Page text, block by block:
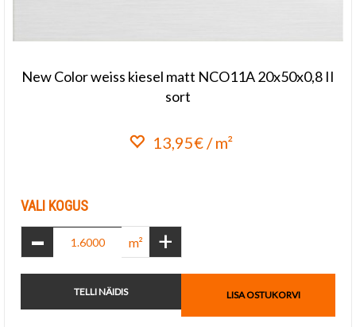
New Color weiss kiesel matt NCO11A 20x50x0,8 II
sort
13,95€ / m²
VALI KOGUS
- m² +
TELLI NÄIDIS LISA OSTUKORVI